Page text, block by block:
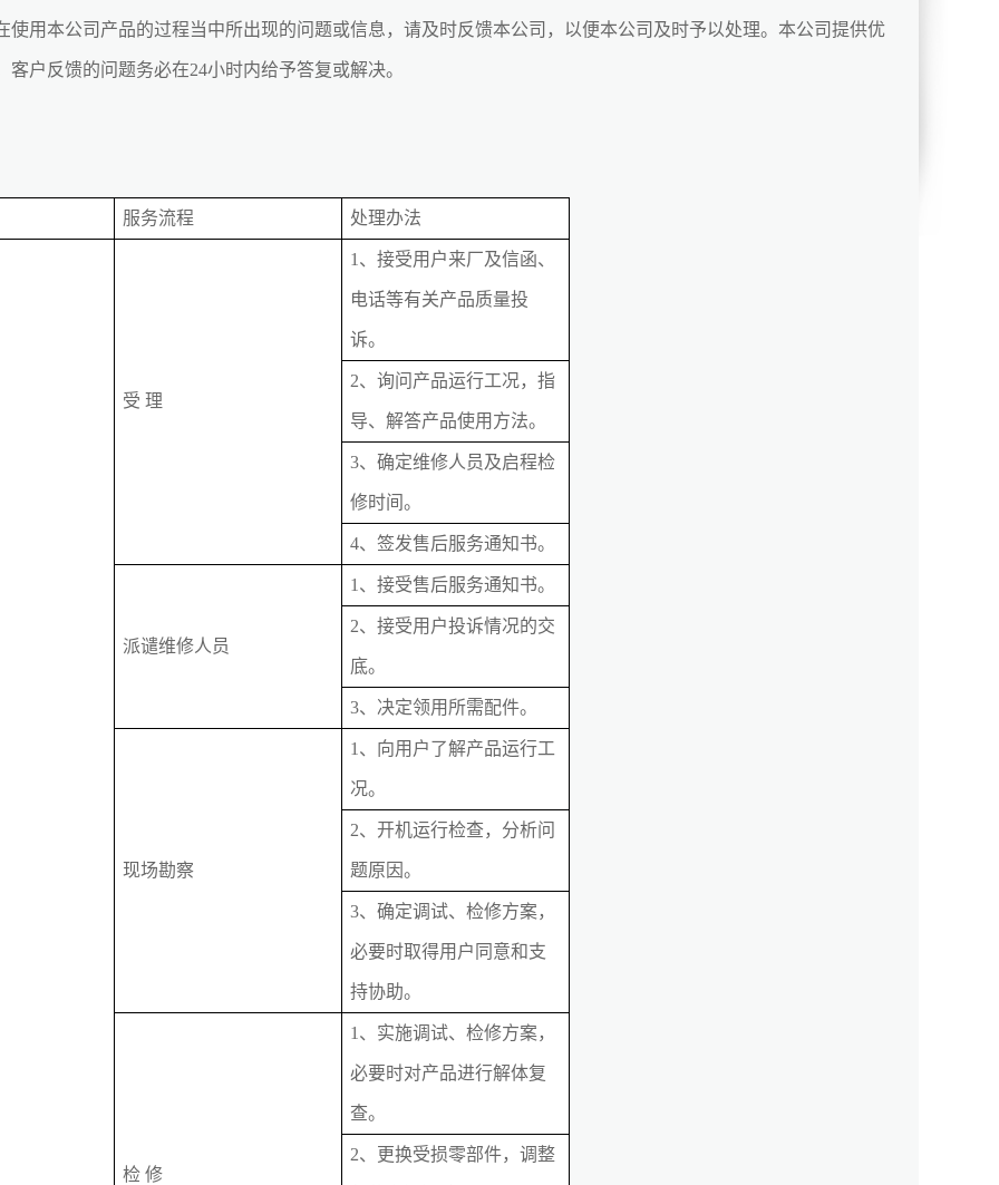
用本公司产品的过程当中所出现的问题或信息，请及时反馈本公司，以便本公司及时予以处理。本公司提供优
客户反馈的问题务必在24小时内给予答复或解决。
服务流程 处理办法
受 理
1、接受用户来厂及信函、
电话等有关产品质量投
诉。
2、询问产品运行工况，指
导、解答产品使用方法。
3、确定维修人员及启程检
修时间。
4、签发售后服务通知书。
派谴维修人员
1、接受售后服务通知书。
2、接受用户投诉情况的交
底。
3、决定领用所需配件。
现场勘察
1、向用户了解产品运行工
况。
2、开机运行检查，分析问
题原因。
3、确定调试、检修方案，
必要时取得用户同意和支
持协助。
检 修
1、实施调试、检修方案，
必要时对产品进行解体复
查。
2、更换受损零部件，调整